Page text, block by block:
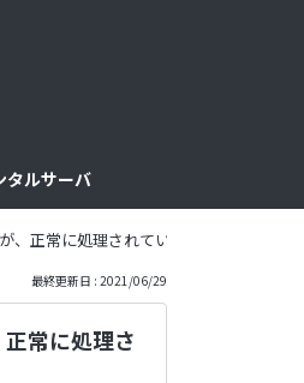
タルサーバ
正常に処理されていますでしょうか？
最終更新日 : 2021/06/29
常に処理さ